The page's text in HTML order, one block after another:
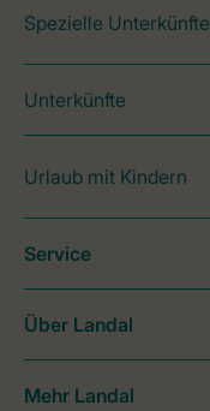
Spezielle Unterkünfte
Unterkünfte
Urlaub mit Kindern
Service
Über Landal
Mehr Landal